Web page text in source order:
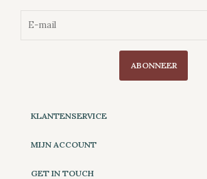
ABONNEER
KLANTENSERVICE
MIJN ACCOUNT
GET IN TOUCH